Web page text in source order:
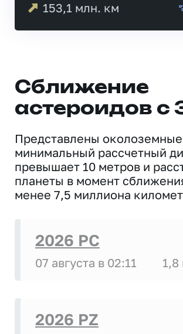
153,1 млн. км
Сближение
астероидов с
Представлены
минимальный рассчетный
превышает 10 метров и
планеты в момент
менее 7,5 миллиона
2026 PC
07 августа в 02:11 1,8
2026 PZ